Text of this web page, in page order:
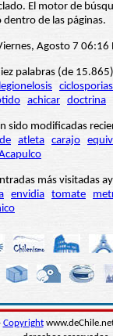
El motor de
de las páginas.
Agosto 7 06:16
palabras (de
legionelosis
achicar doctrina
sido modificadas
atleta carajo
más visitadas
envidia tomate
Copyright